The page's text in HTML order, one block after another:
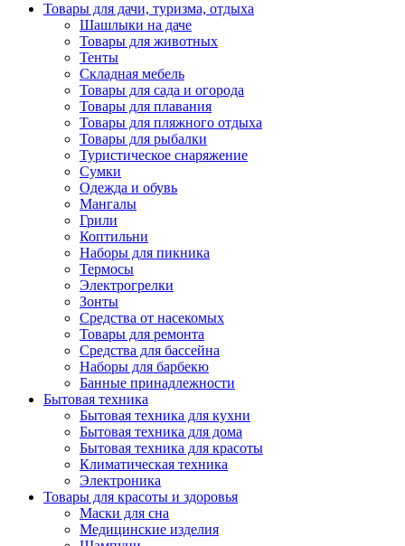
Товары для дачи, туризма, отдыха
Шашлыки на даче
Товары для животных
Тенты
Складная мебель
Товары для сада и огорода
Товары для плавания
Товары для пляжного отдыха
Товары для рыбалки
Туристическое снаряжение
Сумки
Одежда и обувь
Мангалы
Грили
Коптильни
Наборы для пикника
Термосы
Электрогрелки
Зонты
Средства от насекомых
Товары для ремонта
Средства для бассейна
Наборы для барбекю
Банные принадлежности
Бытовая техника
Бытовая техника для кухни
Бытовая техника для дома
Бытовая техника для красоты
Климатическая техника
Электроника
Товары для красоты и здоровья
Маски для сна
Медицинские изделия